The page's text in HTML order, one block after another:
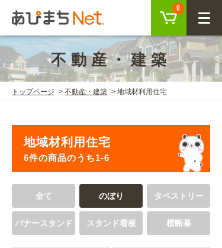
0
CLOSE
ログイン
会員登録
商品を探す
SEARCH
KEYWORD
ご利用ガイド
不動産・建築
トップページ 不動産・建築 地域材利用住宅
地域材利用住宅
6件の商品のうち1-6
全て のぼり タペストリー
バナースタンド スタンド看板 横断幕